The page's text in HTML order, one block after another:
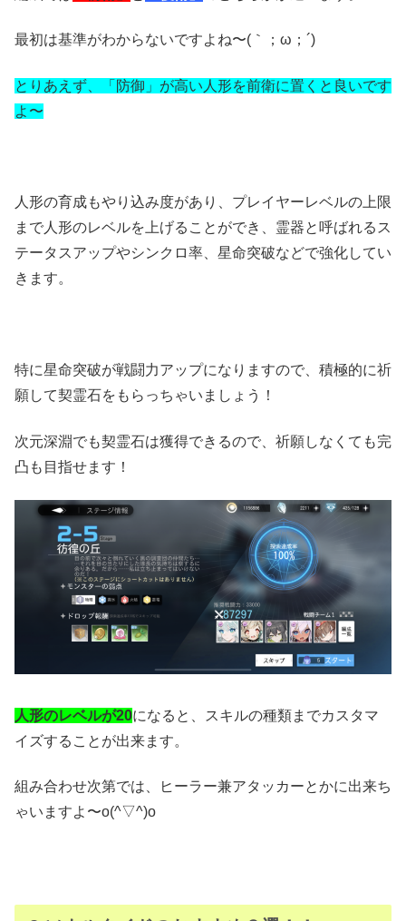
最初は基準がわからないですよね〜(｀；ω；´)
とりあえず、「防御」が高い人形を前衛に置くと良いです
よ〜
人形の育成もやり込み度があり、プレイヤーレベルの上限
まで人形のレベルを上げることができ、霊器と呼ばれるス
テータスアップやシンクロ率、星命突破などで強化してい
きます。
特に星命突破が戦闘力アップになりますので、積極的に祈
願して契霊石をもらっちゃいましょう！
次元深淵でも契霊石は獲得できるので、祈願しなくても完
凸も目指せます！
人形のレベルが20になると、スキルの種類までカスタマ
イズすることが出来ます。
組み合わせ次第では、ヒーラー兼アタッカーとかに出来ち
ゃいますよ〜o(^▽^)o